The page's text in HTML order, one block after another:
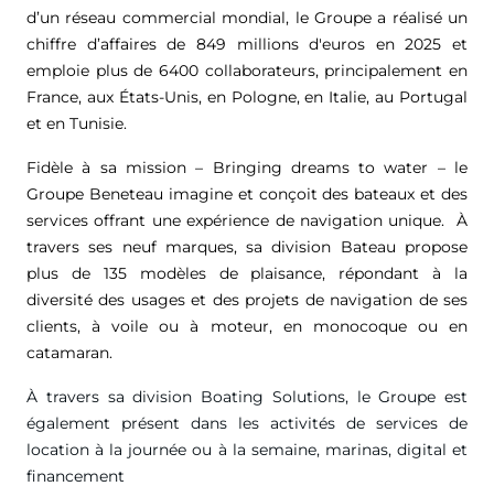
d’un réseau commercial mondial, le Groupe a réalisé un
chiffre d’affaires de 849 millions d'euros en 2025 et
emploie plus de 6400 collaborateurs, principalement en
France, aux États-Unis, en Pologne, en Italie, au Portugal
et en Tunisie.
Fidèle à sa mission – Bringing dreams to water – le
Groupe Beneteau imagine et conçoit des bateaux et des
services offrant une expérience de navigation unique. À
travers ses neuf marques, sa division Bateau propose
plus de 135 modèles de plaisance, répondant à la
diversité des usages et des projets de navigation de ses
clients, à voile ou à moteur, en monocoque ou en
catamaran.
À travers sa division Boating Solutions, le Groupe est
également présent dans les activités de services de
location à la journée ou à la semaine, marinas, digital et
financement